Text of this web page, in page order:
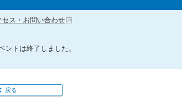
セス・お問い合わせ
ントは終了しました。
戻る